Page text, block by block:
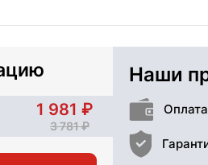
1 981
3 781
Наши